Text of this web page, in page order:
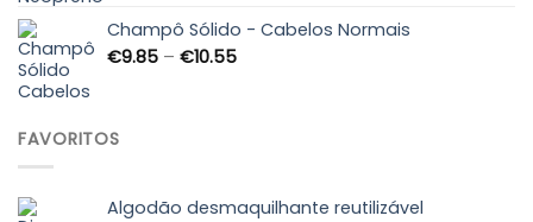
through
Champô Sólido - Cabelos Normais
€9.85 – €10.55Price
FAVORITOS
Algodão desmaquilhante reutilizável